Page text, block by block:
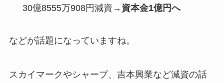
30億8555万908円減資→ 資本金1億円へ
などが話題になっていますね。
スカイマークやシャープ、吉本興業など減資の話